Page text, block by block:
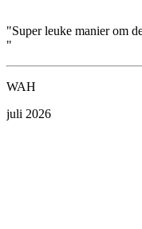
"Super leuke manier om
"
WAH
juli 2026